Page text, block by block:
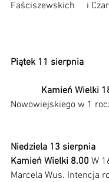
Faściszewskich     i
Piątek 11
Kamień Wielki
Nowowiejskiego
Niedziela 13 sierpnia
Kamień Wielki 8.00 W
Marcela Wus.